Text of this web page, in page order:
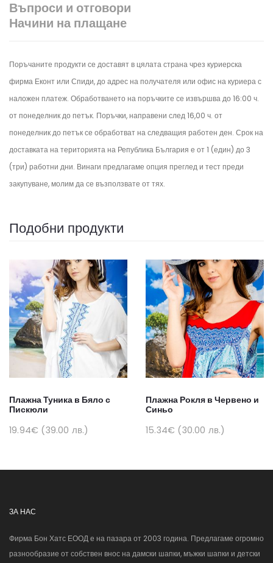
Въпроси и отговори
Начини на плащане
Поръчаните продукти се доставят в цялата страна чрез куриерска
фирма Еконт или Спиди, до адрес на получателя или офис на куриера с
наложен платеж. Обработването на поръчките се извършва до 16:00 ч.
от понеделник до петък. Поръчки, направени след 16,00 ч. от
понеделник до петък се обработват на следващия работен ден. Срок на
доставката на територията на Република България е от 1 (един) до 3
(три) работни дни. Винаги предлагаме опция преглед и тест преди
закупуване, молим да се възползвате от тях.
Подобни продукти
Плажна Туника в Бяло с
Пискюли
19.94€ (39.00 лв.)
Плажна Рокля в Червено и
Синьо
15.34€ (30.00 лв.)
ЗА НАС
Фирма Бон Хатс ЕООД е на пазара от 2003 година. Предлагаме огромно
разнообразие от собствен внос на дамски шапки, мъжки шапки и детски